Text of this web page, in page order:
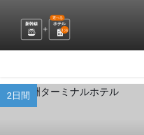
新幹線 ホテル
選べる
1 泊
2日間